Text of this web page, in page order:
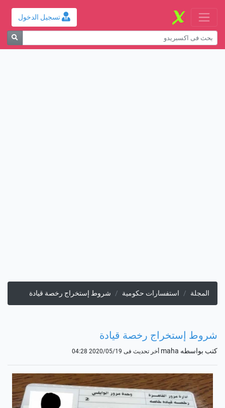
تسجيل الدخول
المجلة استفسارات حكومية شروط إستخراج رخصة قيادة
شروط إستخراج رخصة قيادة
كتب بواسطه maha أخر تحديث فى 2020/05/19 04:28